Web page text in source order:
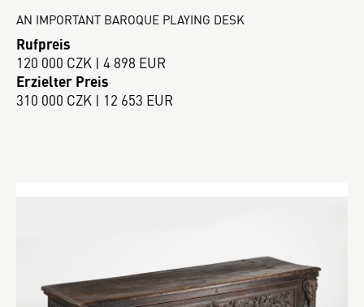
AN IMPORTANT BAROQUE PLAYING DESK
Rufpreis
120 000 CZK | 4 898 EUR
Erzielter Preis
310 000 CZK | 12 653 EUR